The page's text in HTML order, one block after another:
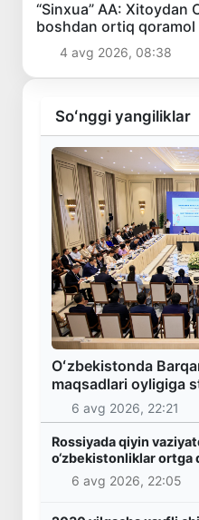
“Sinxua” AA: Xitoydan
boshdan ortiq
4 avg 2026, 08:38
Soʻnggi yangiliklar
Oʻzbekistonda
maqsadlari oyligiga
6 avg 2026, 22:21
Rossiyada qiyin
o‘zbekistonliklar ortga
6 avg 2026, 22:05